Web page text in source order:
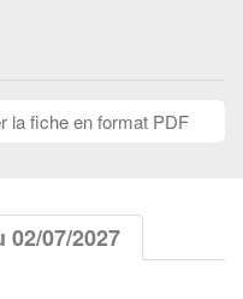
la fiche en format PDF
02/07/2027